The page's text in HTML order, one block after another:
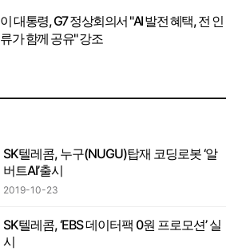
이 대통령, G7 정상회의서 "AI 발전 혜택, 전 인
류가 함께 공유" 강조
SK텔레콤, 누구(NUGU)탑재 코딩로봇 ‘알
버트AI’출시
2019-10-23
SK텔레콤, ‘EBS 데이터팩 0원 프로모션’ 실
시